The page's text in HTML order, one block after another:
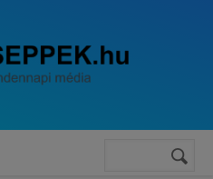
Keresés